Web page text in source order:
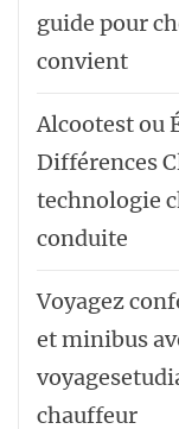
guide pour
convient
Alcootest ou
Différences
technologie
conduite
Voyagez
et minibus
chauffeur ‌‌